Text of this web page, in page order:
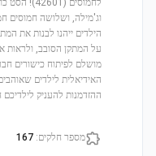
לחמוסים
וג'מילה, ושלושה חמוסים
הילדים ייהנו לבנות את
על המתקן הסובב, ולראות
מושלם לפיתוח כישורים
האידיאלית לילדים
ההזדמנות להעניק
מספר חלקים:
167